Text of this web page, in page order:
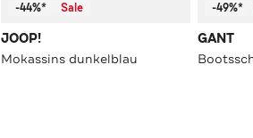
-44%* Sale
JOOP!
Mokassins dunkelblau
-49%*
GANT